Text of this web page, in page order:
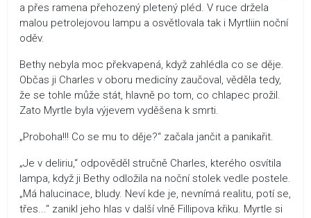
a přes ramena přehozený pletený pléd. V ruce držela
malou petrolejovou lampu a osvětlovala tak i Myrtliin noční
oděv.
Bethy nebyla moc překvapená, když zahlédla co se děje.
Občas ji Charles v oboru medicíny zaučoval, věděla tedy,
že se tohle může stát, hlavně po tom, co chlapec prožil.
Zato Myrtle byla výjevem vyděšena k smrti.
„Proboha!!! Co se mu to děje?“ začala jančit a panikařit.
„Je v deliriu,“ odpověděl stručně Charles, kterého osvítila
lampa, když ji Bethy odložila na noční stolek vedle postele.
„Má halucinace, bludy. Neví kde je, nevnímá realitu, potí se,
třes...“ zanikl jeho hlas v další vlně Fillipova křiku. Myrtle si